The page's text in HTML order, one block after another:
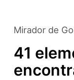
Mirador de
41